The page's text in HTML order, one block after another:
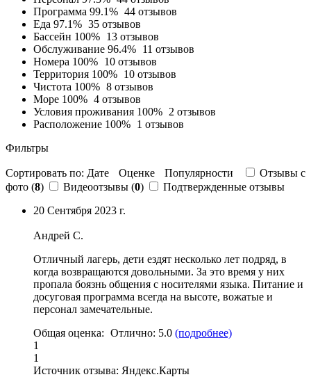
Программа 99.1% 44 отзывов
Еда 97.1% 35 отзывов
Бассейн 100% 13 отзывов
Обслуживание 96.4% 11 отзывов
Номера 100% 10 отзывов
Территория 100% 10 отзывов
Чистота 100% 8 отзывов
Море 100% 4 отзывов
Условия проживания 100% 2 отзывов
Расположение 100% 1 отзывов
Фильтры
Сортировать по: Дате Оценке Популярности
Отзывы c
фото (8) Видеоотзывы (0)
Подтвержденные отзывы
20 Сентября 2023 г.
Андрей С.
Отличный лагерь, дети ездят несколько лет подряд, в
когда возвращаются довольными. За это время у них
пропала боязнь общения с носителями языка. Питание и
досуговая программа всегда на высоте, вожатые и
персонал замечательные.
Общая оценка: Отлично: 5.0 (подробнее)
1
1
Источник отзыва: Яндекс.Карты